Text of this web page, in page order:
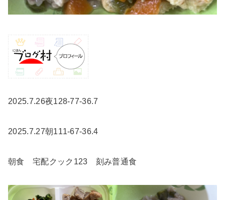
2025.7.26夜128-77-36.7
2025.7.27朝111-67-36.4
朝食 宅配クック123 刻み普通食